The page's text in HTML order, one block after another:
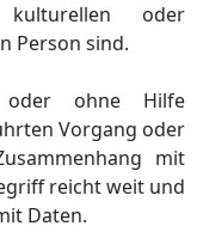
kulturellen oder
Person sind.
oder ohne Hilfe
Vorgang oder
mit
reicht weit und
Daten.